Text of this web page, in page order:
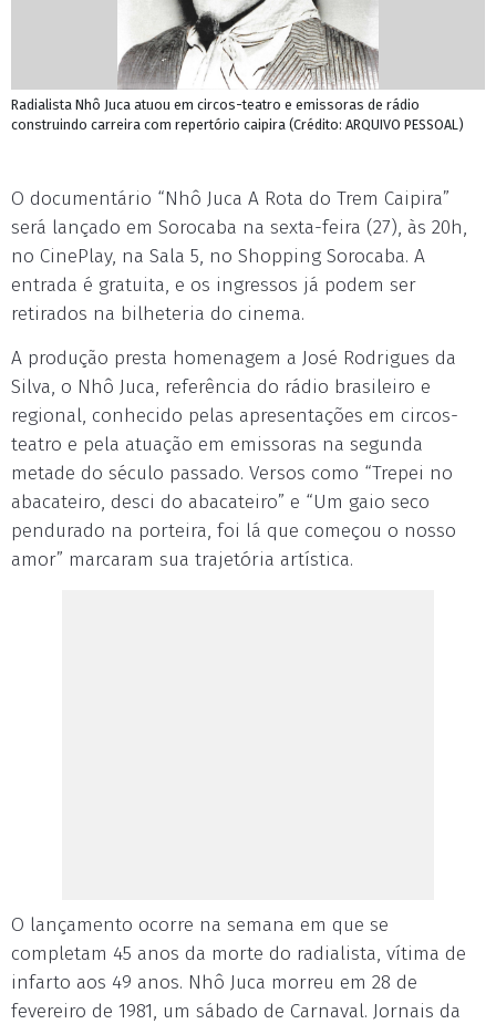
Radialista Nhô Juca atuou em circos-teatro e emissoras de rádio
construindo carreira com repertório caipira (Crédito: ARQUIVO PESSOAL)
O documentário “Nhô Juca A Rota do Trem Caipira”
será lançado em Sorocaba na sexta-feira (27), às 20h,
no CinePlay, na Sala 5, no Shopping Sorocaba. A
entrada é gratuita, e os ingressos já podem ser
retirados na bilheteria do cinema.
A produção presta homenagem a José Rodrigues da
Silva, o Nhô Juca, referência do rádio brasileiro e
regional, conhecido pelas apresentações em circos-
teatro e pela atuação em emissoras na segunda
metade do século passado. Versos como “Trepei no
abacateiro, desci do abacateiro” e “Um gaio seco
pendurado na porteira, foi lá que começou o nosso
amor” marcaram sua trajetória artística.
O lançamento ocorre na semana em que se
completam 45 anos da morte do radialista, vítima de
infarto aos 49 anos. Nhô Juca morreu em 28 de
fevereiro de 1981, um sábado de Carnaval. Jornais da